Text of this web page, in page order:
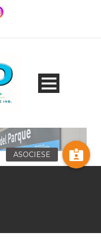
ASOCIESE